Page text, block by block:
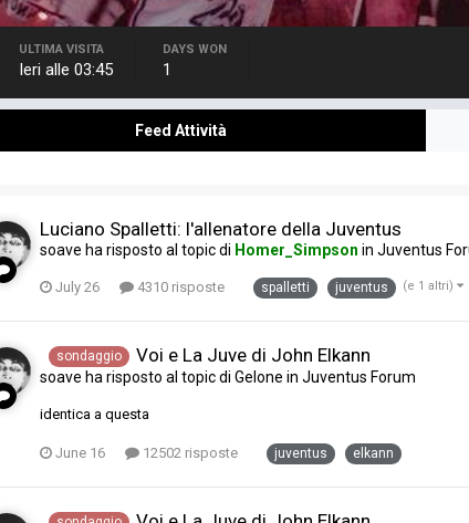
ULTIMA VISITA
Ieri alle 03:45
DAYS WON
1
Feed Attività
Luciano Spalletti: l'allenatore della Juventus
soave ha risposto al topic di Homer_Simpson in Juventus
July 26 4310 risposte spalletti juventus (e 1 altri)
sondaggio Voi e La Juve di John Elkann
soave ha risposto al topic di Gelone in Juventus Forum
identica a questa
June 16 12502 risposte juventus elkann